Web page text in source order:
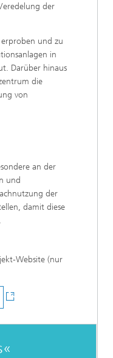
der
und zu
in
Darüber hinaus
die
von
an der
und
der
damit diese
Website (nur